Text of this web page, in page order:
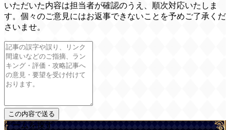
いただいた内容は担当者が確認のうえ、順次対応いたしま
す。個々のご意見にはお返事できないことを予めご了承くだ
さいませ。
ゲームを探す